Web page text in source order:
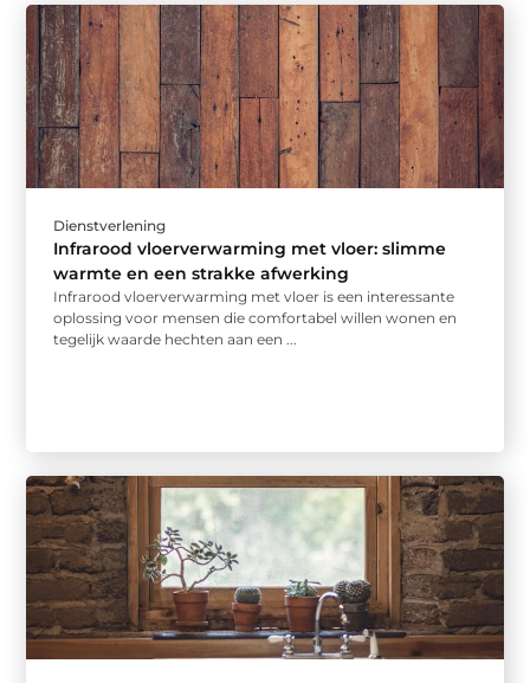
Dienstverlening
Infrarood vloerverwarming met vloer: slimme
warmte en een strakke afwerking
Infrarood vloerverwarming met vloer is een interessante
oplossing voor mensen die comfortabel willen wonen en
tegelijk waarde hechten aan een ...